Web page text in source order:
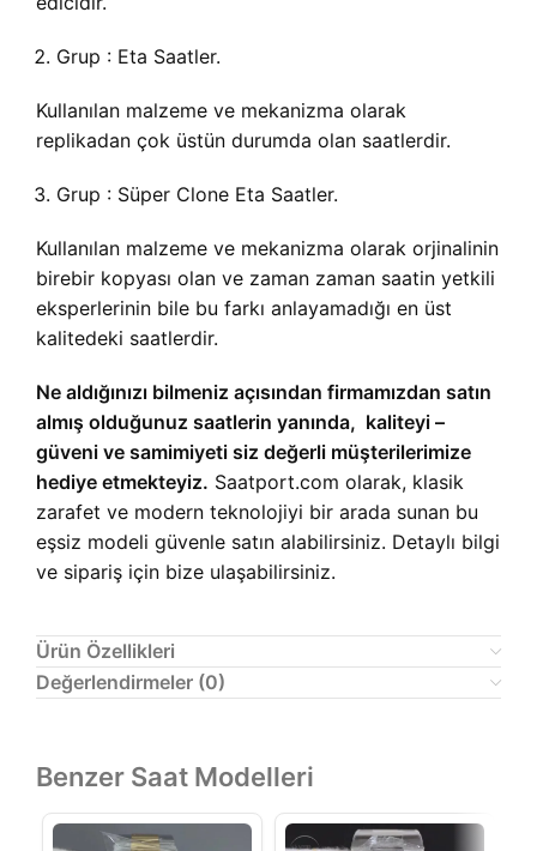
Grup : Eta Saatler.
Kullanılan malzeme ve mekanizma olarak
replikadan çok üstün durumda olan saatlerdir.
Grup : Süper Clone Eta Saatler.
Kullanılan malzeme ve mekanizma olarak orjinalinin
birebir kopyası olan ve zaman zaman saatin yetkili
eksperlerinin bile bu farkı anlayamadığı en üst
kalitedeki saatlerdir.
Ne aldığınızı bilmeniz açısından firmamızdan satın
almış olduğunuz saatlerin yanında, kaliteyi –
güveni ve samimiyeti siz değerli müşterilerimize
hediye etmekteyiz. Saatport.com olarak, klasik
zarafet ve modern teknolojiyi bir arada sunan bu
eşsiz modeli güvenle satın alabilirsiniz. Detaylı bilgi
ve sipariş için bize ulaşabilirsiniz.
Ürün Özellikleri
Değerlendirmeler (0)
Benzer Saat Modelleri